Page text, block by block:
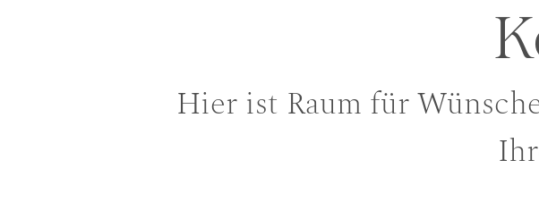
Hier ist Raum für